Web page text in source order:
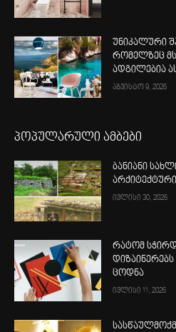
უნიკალური
რომელზეც
ადგილებია
აგვისტო 9, 2026
პოპულარული ამბები
ბანიანი
ივლისი 30, 2026
რატომ
ცოდნა
ივლისი 11, 2026